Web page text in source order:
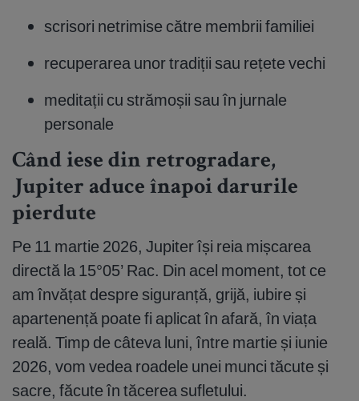
scrisori netrimise către membrii familiei
recuperarea unor tradiții sau rețete vechi
meditații cu strămoșii sau în jurnale
personale
Când iese din retrogradare,
Jupiter aduce înapoi darurile
pierdute
Pe 11 martie 2026, Jupiter își reia mișcarea
directă la 15°05’ Rac. Din acel moment, tot ce
am învățat despre siguranță, grijă, iubire și
apartenență poate fi aplicat în afară, în viața
reală. Timp de câteva luni, între martie și iunie
2026, vom vedea roadele unei munci tăcute și
sacre, făcute în tăcerea sufletului.